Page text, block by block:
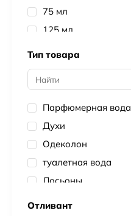
Attar Collection
Creed
Hugo Boss
Estee Lauder
Kilian
Byredo
Yves Saint Laurent
Lanvin
Hermes
75 мл
125 мл
90 мл
150 мл
5 мл
10 мл
200 мл
20 мл
7.5 мл
Тип товара
Парфюмерная вода
Духи
Одеколон
туалетная вода
Лосьоны
Отливант